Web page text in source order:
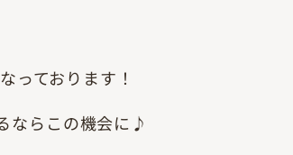
っております！
ならこの機会に♪